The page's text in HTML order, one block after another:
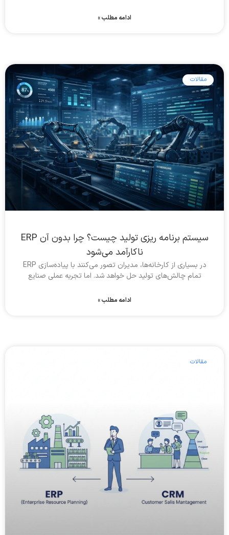
ادامه مطلب »
مقالات
سیستم برنامه ریزی تولید چیست؟ چرا بدون آن ERP
ناکارآمد می‌شود
در بسیاری از کارخانه‌ها، مدیران تصور می‌کنند با پیاده‌سازی ERP
تمام چالش‌های تولید حل خواهد شد. اما تجربه عملی صنایع
ادامه مطلب »
مقالات